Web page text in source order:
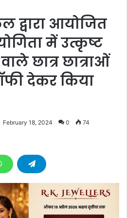
द्वारा आयोजित
में उत्कृष्ट
छात्र छात्राओं
देकर किया
February 18, 2024 0 74